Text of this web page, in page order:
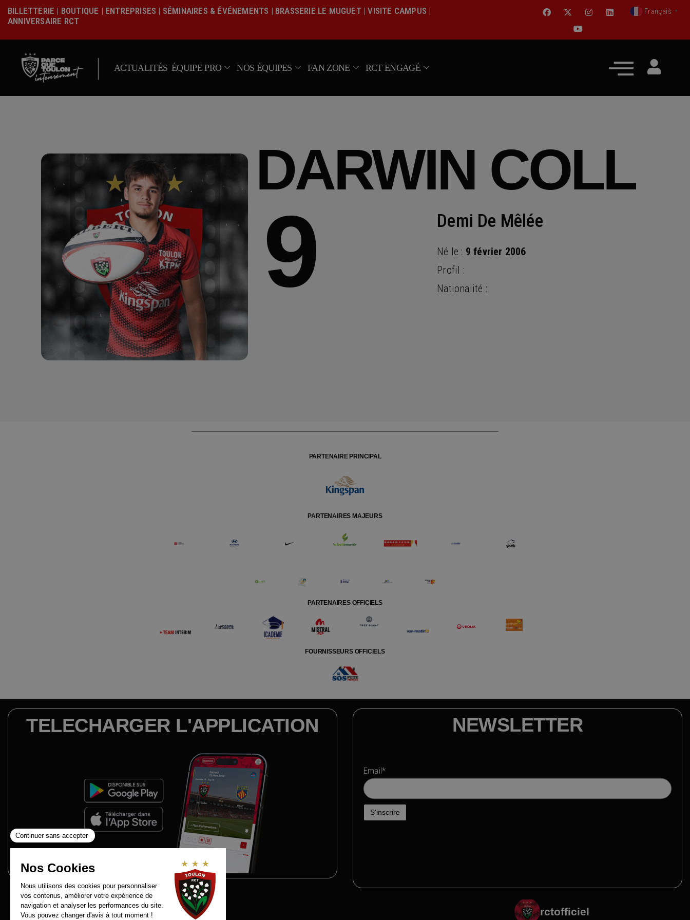
BILLETTERIE | BOUTIQUE | ENTREPRISES | SÉMINAIRES & ÉVÉNEMENTS | BRASSERIE LE MUGUET| VISITE CAMPUS |
ANNIVERSAIRE RCT
Français ▼
| ACTUALITÉS ÉQUIPE PRO NOS ÉQUIPES FAN ZONE RCT ENGAGÉ
Actualités
Fan Zone
DARWIN COLL
9 Demi De Mêlée
Né le : 9 février 2006
Profil :
Nationalité :
PARTENAIRE PRINCIPAL
PARTENAIRES MAJEURS
PARTENAIRES OFFICIELS
FOURNISSEURS OFFICIELS
TELECHARGER L'APPLICATION
Contact RCT Recrute Mentions légales
NEWSLETTER
Email*
rctofficiel